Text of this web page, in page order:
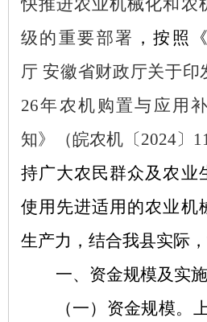
快推进农业机械化和农
级的重要部署 ，按照
厅 安徽省财政厅关于印
26年农机购置与应用
知》（皖农机〔2024〕
持广大农民群众及农业
使用先进适用的农业机
生产力，结合我县实际，
一、资金规模及实
（一）资金规模。